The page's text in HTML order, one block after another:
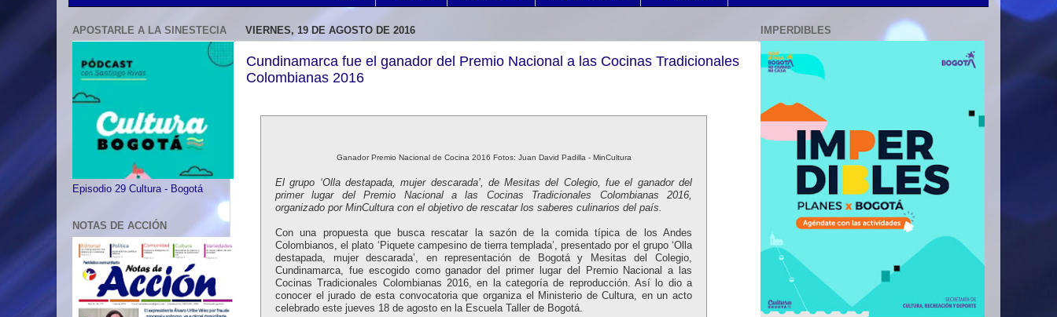
VIERNES, 19 DE AGOSTO DE 2016
Cundinamarca fue el ganador del Premio Nacional a las Cocinas Tradicionales
Colombianas 2016
Ganador Premio Nacional de Cocina 2016 Fotos: Juan David Padilla - MinCultura
El grupo ‘Olla destapada, mujer descarada’, de Mesitas del Colegio, fue el ganador del
primer lugar del Premio Nacional a las Cocinas Tradicionales Colombianas 2016,
organizado por MinCultura con el objetivo de rescatar los saberes culinarios del país.
Con una propuesta que busca rescatar la sazón de la comida típica de los Andes
Colombianos, el plato ‘Piquete campesino de tierra templada’, presentado por el grupo ‘Olla
destapada, mujer descarada’, en representación de Bogotá y Mesitas del Colegio,
Cundinamarca, fue escogido como ganador del primer lugar del Premio Nacional a las
Cocinas Tradicionales Colombianas 2016, en la categoría de reproducción. Así lo dio a
conocer el jurado de esta convocatoria que organiza el Ministerio de Cultura, en un acto
celebrado este jueves 18 de agosto en la Escuela Taller de Bogotá.
APOSTARLE A LA SINESTECIA
Episodio 29 Cultura - Bogotá
NOTAS DE ACCIÓN
IMPERDIBLES